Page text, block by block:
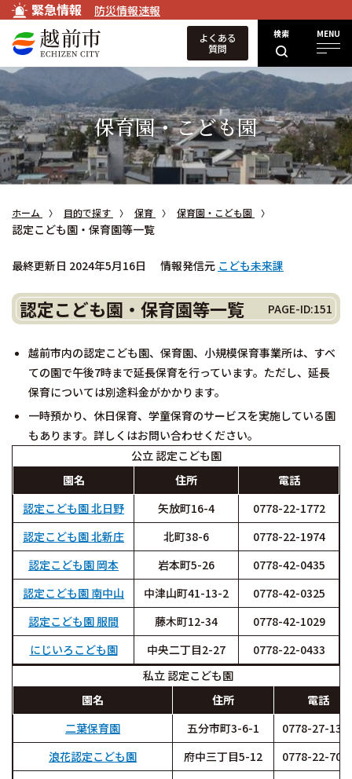
緊急情報 防災情報速報
検索 MENU
よくある
質問
保育園・こども園
ホーム 目的で探す 保育 保育園・こども園
認定こども園・保育園等一覧
最終更新日 2024年5月16日 情報発信元 こども未来課
認定こども園・保育園等一覧 PAGE-ID:151
越前市内の認定こども園、保育園、小規模保育事業所は、すべ
ての園で午後7時まで延長保育を行っています。ただし、延長
保育については別途料金がかかります。
一時預かり、休日保育、学童保育のサービスを実施している園
もあります。詳しくはお問い合わせください。
公立 認定こども園
園名
住所
電話
認定こども園 北日野
矢放町16-4
0778-22-1772
認定こども園 北新庄
北町38-6
0778-22-1974
認定こども園 岡本
岩本町5-26
0778-42-0435
認定こども園 南中山
中津山町41-13-2
0778-42-0325
認定こども園 服間
藤木町12-34
0778-42-1029
にじいろこども園
中央二丁目2-27
0778-22-0433
私立 認定こども園
園名
住所
電話
二葉保育園
五分市町3-6-1
0778-27-
浪花認定こども園
府中三丁目5-12
0778-22-